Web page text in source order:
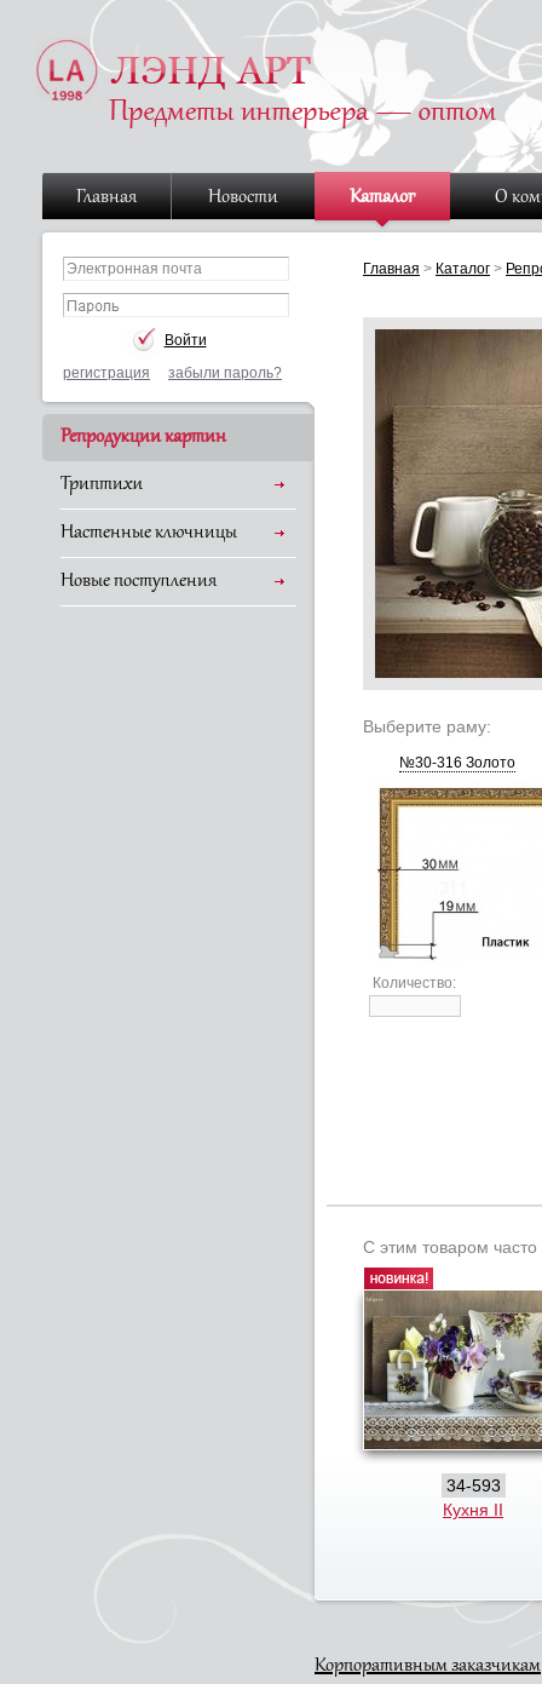
Главная Новости Каталог О
регистрация забыли пароль?
Репродукции картин
Триптихи
Настенные ключницы
Новые поступления
Главная > Каталог >
Выберите раму:
№30-316 Золото
Количество:
С этим товаром часто
34-593
Кухня II
Корпоративным заказчикам